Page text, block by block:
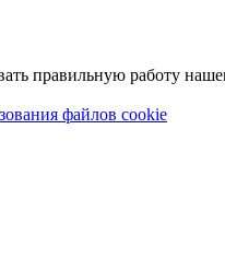
правильную работу
файлов cookie